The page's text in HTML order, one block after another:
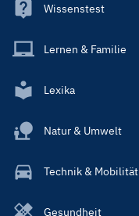
Wissenstest
Lernen & Familie
Lexika
Natur & Umwelt
Technik & Mobilität
Gesundheit